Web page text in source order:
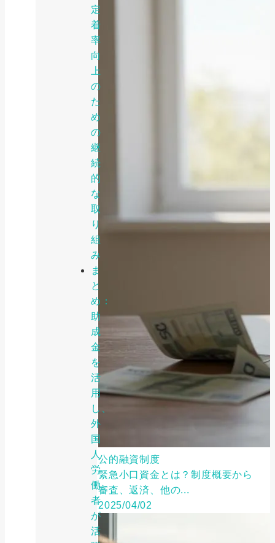
定
着
率
向
上
の
た
め
の
継
続
的
な
取
り
組
み
ま
と
め：
助
成
金
を
活
用
し、
外
国
人
労
働
者
が
活
公的融資制度
緊急小口資金とは？制度概要から
審査、返済、他の...
2025/04/02